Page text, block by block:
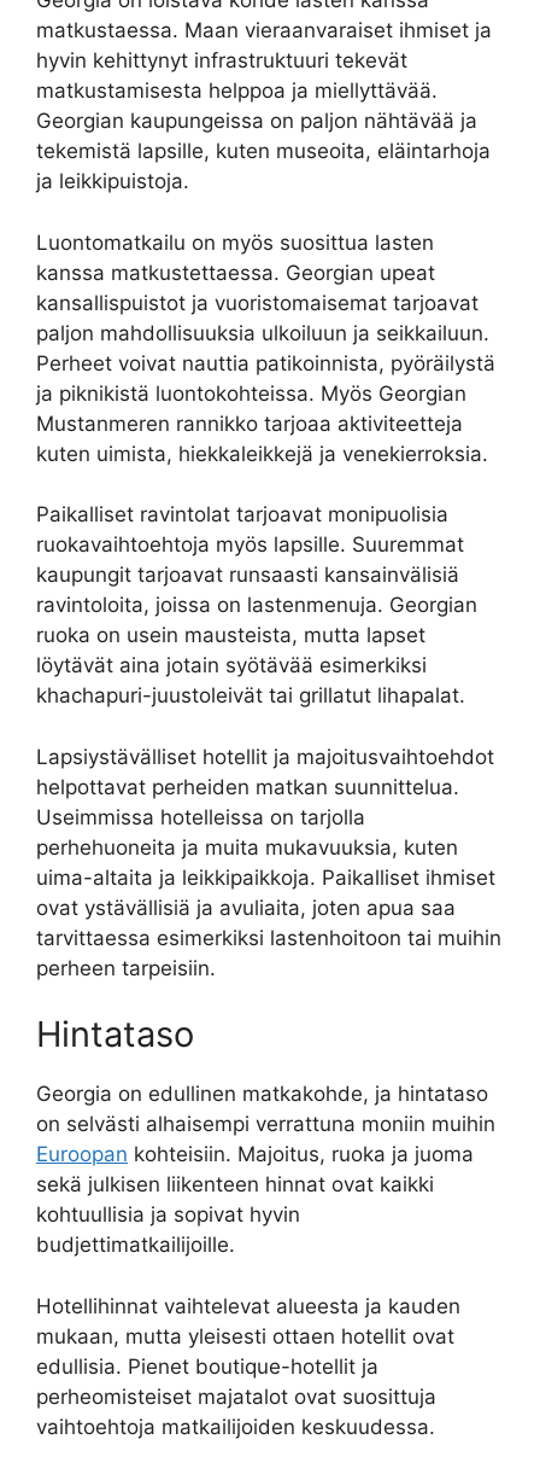
matkustaessa. Maan vieraanvaraiset ihmiset ja
hyvin kehittynyt infrastruktuuri tekevät
matkustamisesta helppoa ja miellyttävää.
Georgian kaupungeissa on paljon nähtävää ja
tekemistä lapsille, kuten museoita, eläintarhoja
ja leikkipuistoja.
Luontomatkailu on myös suosittua lasten
kanssa matkustettaessa. Georgian upeat
kansallispuistot ja vuoristomaisemat tarjoavat
paljon mahdollisuuksia ulkoiluun ja seikkailuun.
Perheet voivat nauttia patikoinnista, pyöräilystä
ja piknikistä luontokohteissa. Myös Georgian
Mustanmeren rannikko tarjoaa aktiviteetteja
kuten uimista, hiekkaleikkejä ja venekierroksia.
Paikalliset ravintolat tarjoavat monipuolisia
ruokavaihtoehtoja myös lapsille. Suuremmat
kaupungit tarjoavat runsaasti kansainvälisiä
ravintoloita, joissa on lastenmenuja. Georgian
ruoka on usein mausteista, mutta lapset
löytävät aina jotain syötävää esimerkiksi
khachapuri-juustoleivät tai grillatut lihapalat.
Lapsiystävälliset hotellit ja majoitusvaihtoehdot
helpottavat perheiden matkan suunnittelua.
Useimmissa hotelleissa on tarjolla
perhehuoneita ja muita mukavuuksia, kuten
uima-altaita ja leikkipaikkoja. Paikalliset ihmiset
ovat ystävällisiä ja avuliaita, joten apua saa
tarvittaessa esimerkiksi lastenhoitoon tai muihin
perheen tarpeisiin.
Hintataso
Georgia on edullinen matkakohde, ja hintataso
on selvästi alhaisempi verrattuna moniin muihin
Euroopan kohteisiin. Majoitus, ruoka ja juoma
sekä julkisen liikenteen hinnat ovat kaikki
kohtuullisia ja sopivat hyvin
budjettimatkailijoille.
Hotellihinnat vaihtelevat alueesta ja kauden
mukaan, mutta yleisesti ottaen hotellit ovat
edullisia. Pienet boutique-hotellit ja
perheomisteiset majatalot ovat suosittuja
vaihtoehtoja matkailijoiden keskuudessa.